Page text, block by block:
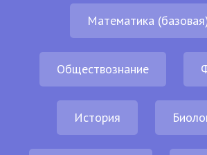
Математика
Обществознание
История